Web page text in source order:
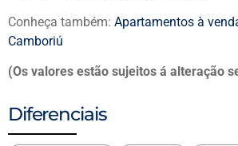
Conheça também: Apartamentos à
Camboriú
(Os valores estão sujeitos á alteração
Diferenciais